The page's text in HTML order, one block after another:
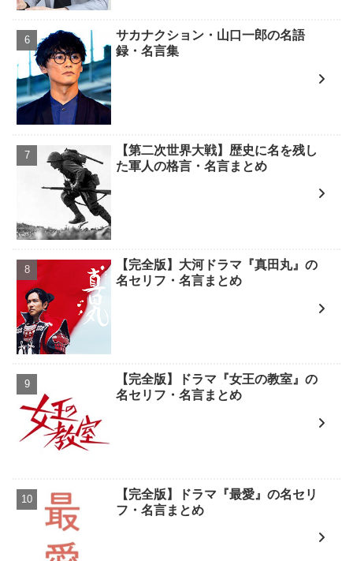
サカナクション・山口一郎の名語
録・名言集
【第二次世界大戦】歴史に名を残し
た軍人の格言・名言まとめ
【完全版】大河ドラマ『真田丸』の
名セリフ・名言まとめ
【完全版】ドラマ『女王の教室』の
名セリフ・名言まとめ
【完全版】ドラマ『最愛』の名セリ
フ・名言まとめ